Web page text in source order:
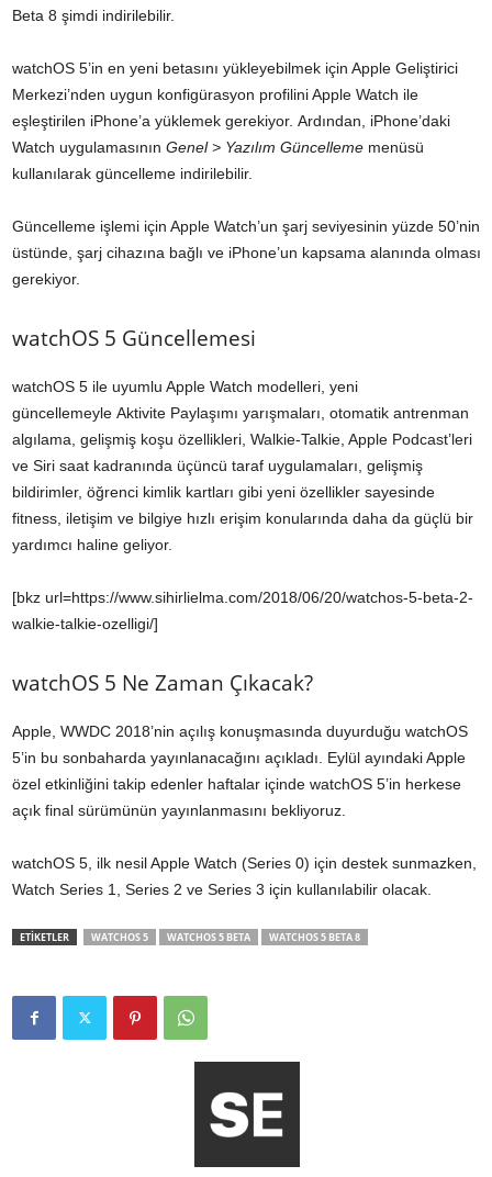
Beta 8 şimdi indirilebilir.
watchOS 5’in en yeni betasını yükleyebilmek için Apple Geliştirici
Merkezi’nden uygun konfigürasyon profilini Apple Watch ile
eşleştirilen iPhone’a yüklemek gerekiyor. Ardından, iPhone’daki
Watch uygulamasının Genel > Yazılım Güncelleme menüsü
kullanılarak güncelleme indirilebilir.
Güncelleme işlemi için Apple Watch’un şarj seviyesinin yüzde 50’nin
üstünde, şarj cihazına bağlı ve iPhone’un kapsama alanında olması
gerekiyor.
watchOS 5 Güncellemesi
watchOS 5 ile uyumlu Apple Watch modelleri, yeni
güncellemeyle Aktivite Paylaşımı yarışmaları, otomatik antrenman
algılama, gelişmiş koşu özellikleri, Walkie-Talkie, Apple Podcast’leri
ve Siri saat kadranında üçüncü taraf uygulamaları, gelişmiş
bildirimler, öğrenci kimlik kartları gibi yeni özellikler sayesinde
fitness, iletişim ve bilgiye hızlı erişim konularında daha da güçlü bir
yardımcı haline geliyor.
[bkz url=https://www.sihirlielma.com/2018/06/20/watchos-5-beta-2-
walkie-talkie-ozelligi/]
watchOS 5 Ne Zaman Çıkacak?
Apple, WWDC 2018’nin açılış konuşmasında duyurduğu watchOS
5’in bu sonbaharda yayınlanacağını açıkladı. Eylül ayındaki Apple
özel etkinliğini takip edenler haftalar içinde watchOS 5’in herkese
açık final sürümünün yayınlanmasını bekliyoruz.
watchOS 5, ilk nesil Apple Watch (Series 0) için destek sunmazken,
Watch Series 1, Series 2 ve Series 3 için kullanılabilir olacak.
ETİKETLER WATCHOS 5 WATCHOS 5 BETA WATCHOS 5 BETA 8